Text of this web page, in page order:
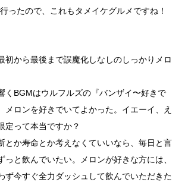
ったので、これもタメイケグルメですね！
初から最後まで誤魔化しなしのしっかりメロ
くBGMはウルフルズの『バンザイ〜好きで
メロンを好きでいてよかった。イエーイ、え
って本当ですか？
とか寿命とか考えなくていいなら、毎日と言
っと飲んでいたい。メロンが好きな方には、
ず今すぐ全力ダッシュして飲んでいただきた